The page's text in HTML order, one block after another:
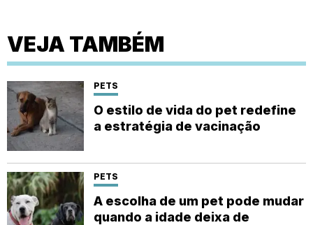
VEJA TAMBÉM
PETS
O estilo de vida do pet redefine
a estratégia de vacinação
PETS
A escolha de um pet pode mudar
quando a idade deixa de